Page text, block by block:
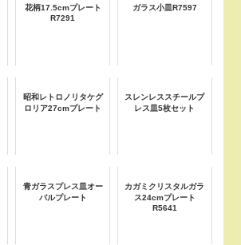
花柄17.5cmプレート
R7291
ガラス小皿R7597
昭和レトロノリタケグ
ロリア27cmプレート
スレンレススチールプ
レス皿5枚セット
青ガラスプレス皿オー
バルプレート
カガミクリスタルガラ
ス24cmプレート
R5641